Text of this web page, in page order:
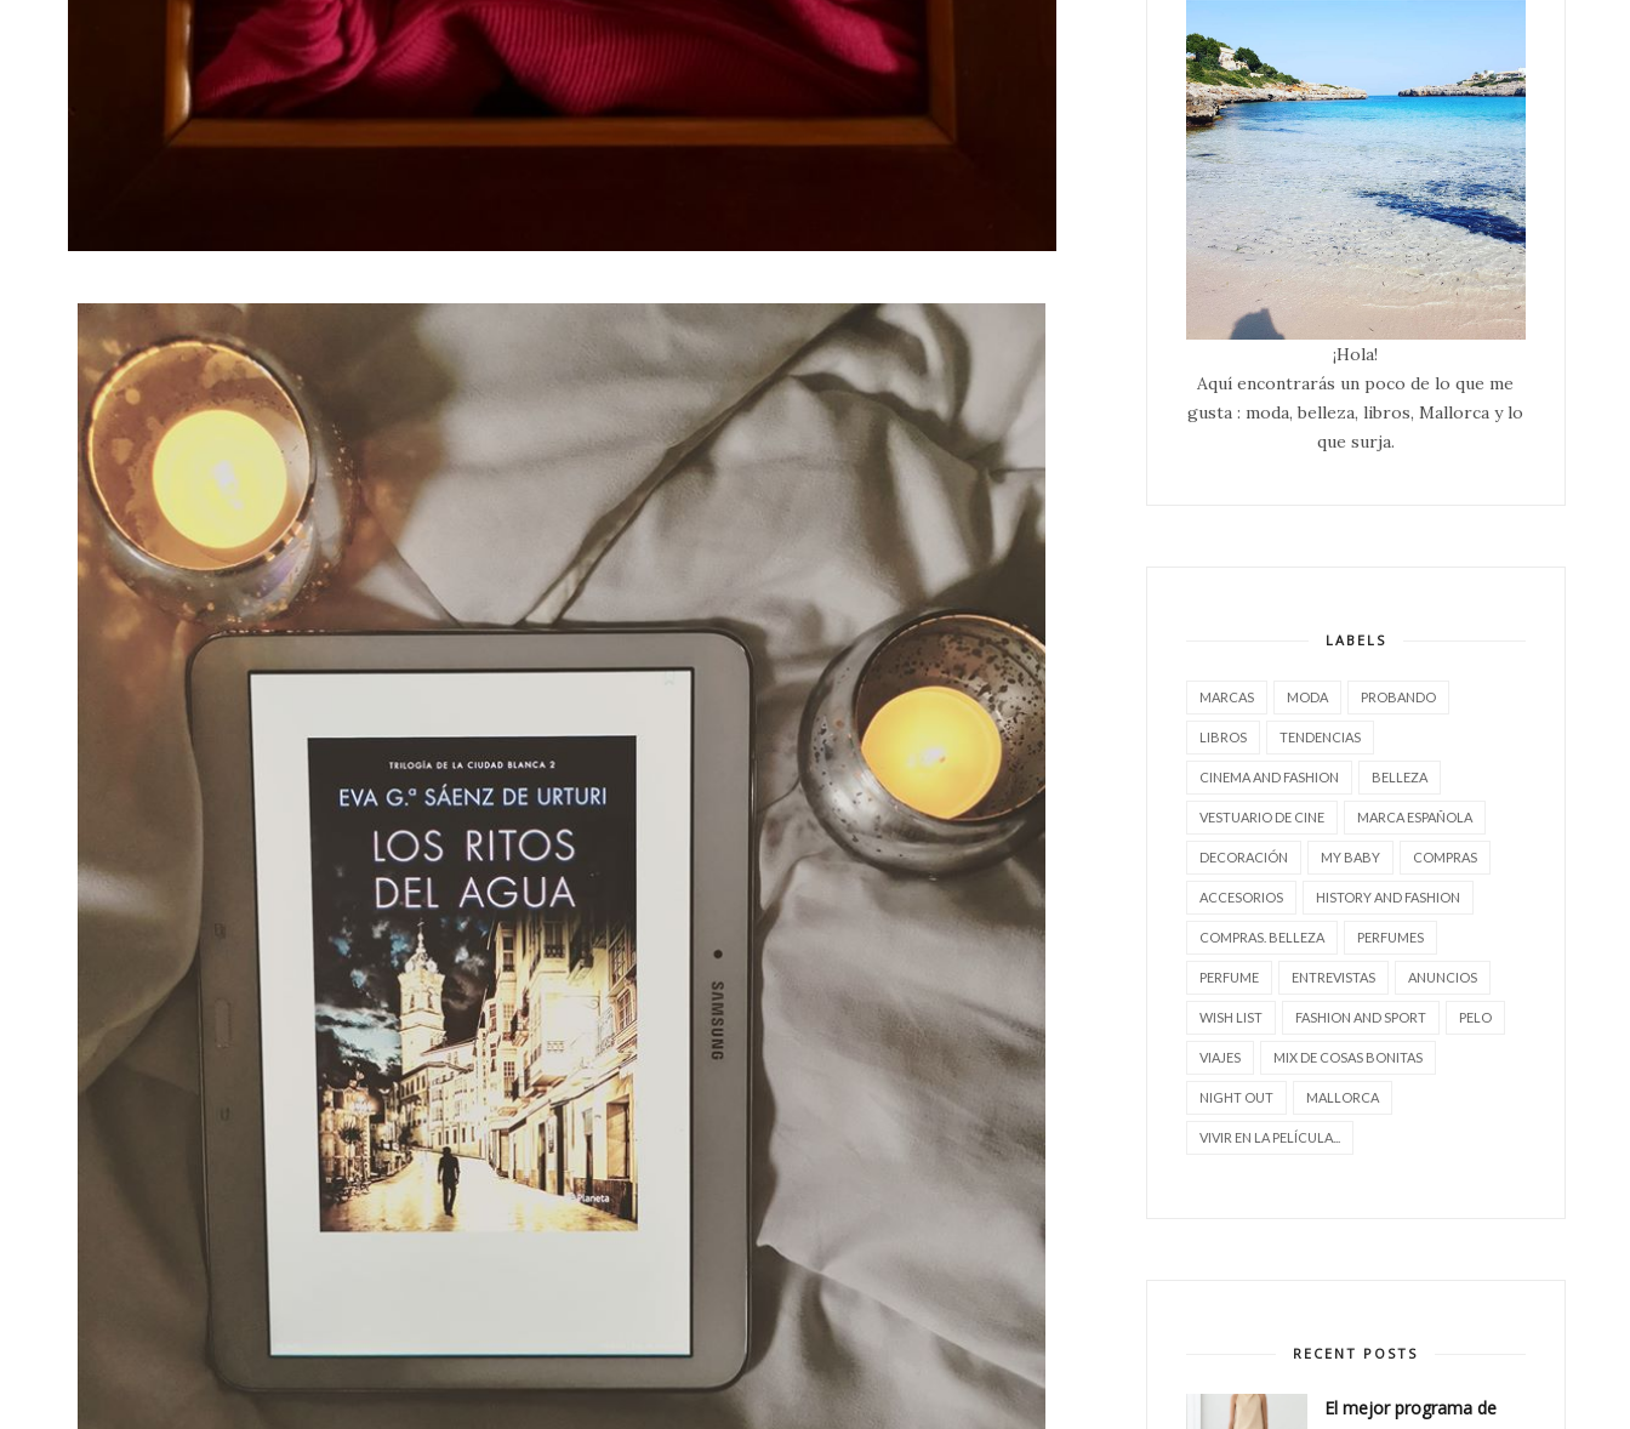
¡Hola!
Aquí encontrarás un poco de lo que me
gusta : moda, belleza, libros, Mallorca y lo
que surja.
LABELS
MARCAS MODA PROBANDO
LIBROS TENDENCIAS
CINEMA AND FASHION BELLEZA
VESTUARIO DE CINE MARCA ESPAÑOLA
DECORACIÓN MY BABY COMPRAS
ACCESORIOS HISTORY AND FASHION
COMPRAS. BELLEZA PERFUMES
PERFUME ENTREVISTAS ANUNCIOS
WISH LIST FASHION AND SPORT PELO
VIAJES MIX DE COSAS BONITAS
NIGHT OUT MALLORCA
VIVIR EN LA PELÍCULA...
RECENT POSTS
El mejor programa de